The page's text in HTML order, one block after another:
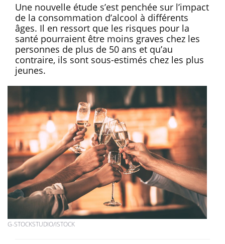
Une nouvelle étude s’est penchée sur l’impact
de la consommation d’alcool à différents
âges. Il en ressort que les risques pour la
santé pourraient être moins graves chez les
personnes de plus de 50 ans et qu’au
contraire, ils sont sous-estimés chez les plus
jeunes.
G-STOCKSTUDIO/ISTOCK